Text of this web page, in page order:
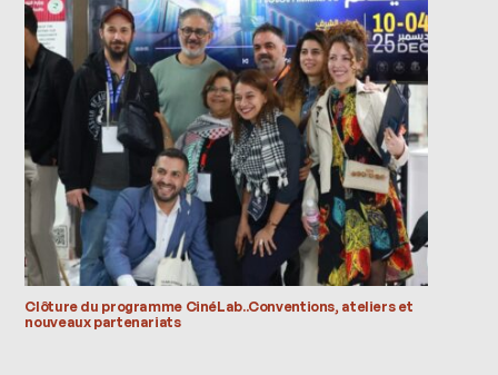
Clôture du programme CinéLab..Conventions, ateliers et
nouveaux partenariats